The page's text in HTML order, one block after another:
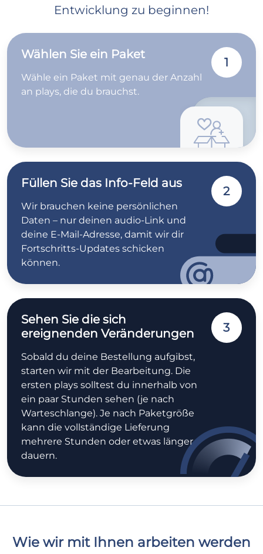
Entwicklung zu beginnen!
Wählen Sie ein Paket
Wähle ein Paket mit genau der Anzahl
an plays, die du brauchst.
1
Füllen Sie das Info-Feld aus
Wir brauchen keine persönlichen
Daten – nur deinen audio-Link und
deine E-Mail-Adresse, damit wir dir
Fortschritts-Updates schicken
können.
2
Sehen Sie die sich
ereignenden Veränderungen
Sobald du deine Bestellung aufgibst,
starten wir mit der Bearbeitung. Die
ersten plays solltest du innerhalb von
ein paar Stunden sehen (je nach
Warteschlange). Je nach Paketgröße
kann die vollständige Lieferung
mehrere Stunden oder etwas länger
dauern.
3
Wie wir mit Ihnen arbeiten werden